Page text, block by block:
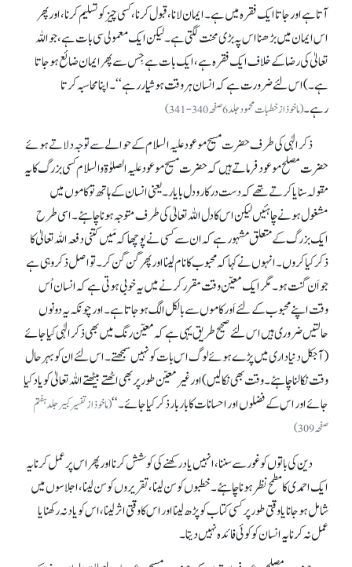
آتا ہے اور جاتا ایک فقرہ میں ہے۔ ایمان لانا، قبول کرنا، کسی چیز کو تسلیم کرنا، اور پھر
اس ایمان میں بڑھنا اس پہ بڑی محنت لگتی ہے۔ لیکن ایک معمولی سی بات ہے، جو اللہ
تعالیٰ کی رضا کے خلاف ایک فقرہ ہے، ایک بات ہے جِس سے پھر ایمان ضائع ہو جاتا
ہے۔) اس لئے ضرورت ہے کہ انسان ہر وقت ہوشیار رہے‘‘۔ اپنا محاسبہ کرتا
رہے۔(ماخوذ از خطبات محمود جلد 6 صفحہ 340-341)
ذکر الٰہی کی طرف حضرت مسیح موعود علیہ السلام کے حوالے سے توجہ دلاتے ہوئے
حضرت مصلح موعود فرماتے ہیں کہ حضرت مسیح موعود علیہ الصلوٰۃ والسلام کسی بزرگ کا یہ
مقولہ سنایا کرتے تھے کہ دست در کار ودل بایار۔ یعنی انسان کے ہاتھ تو کاموں میں
مشغول ہونے چاہئیں لیکن اس کا دل اللہ تعالیٰ کی طرف متوجہ ہونا چاہئے۔ اسی طرح
ایک بزرگ کے متعلق مشہور ہے کہ ان سے کسی نے پوچھا کہ مَیں کتنی دفعہ اللہ تعالیٰ کا
ذکر کیا کروں۔ انہوں نے کہا کہ محبوب کا نام لینا اور پھر گن گن کر۔ تو اصل ذکر وہی ہے
جو اَن گنت ہو۔ مگر ایک معیّن وقت مقرر کرنے میں یہ خوبی ہوتی ہے کہ انسان اُس
وقت اپنے محبوب کے لئے اَور کاموں سے بالکل الگ ہو جاتا ہے۔ اور چونکہ یہ دونوں
حالتیں ضروری ہیں اس لئے صحیح طریق یہی ہے کہ معیّن رنگ میں بھی ذکر الٰہی کیا جائے
(آجکل دنیاداری میں پڑے ہوئے لوگ اس بات کو نہیں سمجھتے۔ اس لئے ان کو بہرحال
وقت نکالنا چاہئے۔ وقت بھی نکالیں ) اور غیر معیّن طور پر بھی اٹھتے بیٹھتے اللہ تعالیٰ کو یاد کیا
جائے اور اس کے فضلوں اور احسانات کا بار بار ذکر کیا جائے۔‘‘(ماخوذ از تفسیر کبیر جلد ہفتم
صفحہ 309)
دین کی باتوں کو غور سے سننا، انہیں یاد رکھنے کی کوشش کرنا اور پھر اس پرعمل کرنا یہ
ایک احمدی کا مطمح نظر ہونا چاہئے۔ خطبوں کو سن لینا، تقریروں کو سن لینا، اجلاسوں میں
شامل ہو جانا یا وقتی طور پر کسی کتاب کو پڑھ لینا اور اس کا وقتی اثر لینا، اس کو یادنہ رکھنا یا
عمل نہ کرنا یہ انسان کو کوئی فائدہ نہیں دیتا۔